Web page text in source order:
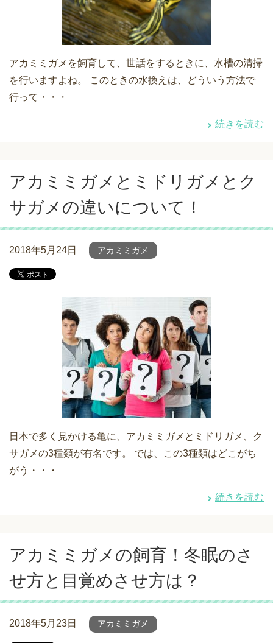
アカミミガメを飼育して、世話をするときに、水槽の清掃
を行いますよね。 このときの水換えは、どういう方法で
行って・・・
続きを読む
アカミミガメとミドリガメとク
サガメの違いについて！
2018年5月24日 アカミミガメ
日本で多く見かける亀に、アカミミガメとミドリガメ、ク
サガメの3種類が有名です。 では、この3種類はどこがち
がう・・・
続きを読む
アカミミガメの飼育！冬眠のさ
せ方と目覚めさせ方は？
2018年5月23日 アカミミガメ